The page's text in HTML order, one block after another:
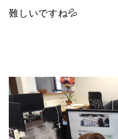
難しいですね💦